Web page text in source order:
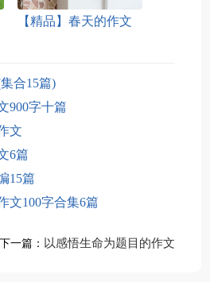
【精品】春天的作文
合15篇)
900字十篇
文
6篇
15篇
文100字合集6篇
下一篇： 以感悟生命为题目的作文